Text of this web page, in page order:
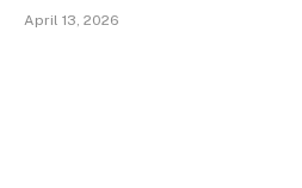
April 13, 2026